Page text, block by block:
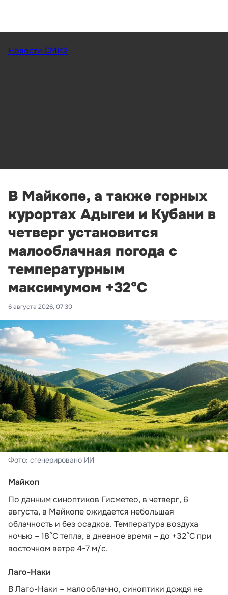
Новости СМИ2
В Майкопе, а также горных
курортах Адыгеи и Кубани в
четверг установится
малооблачная погода с
температурным
максимумом +32°С
6 августа 2026, 07:30
Фото: сгенерировано ИИ
Майкоп
По данным синоптиков Гисметео, в четверг, 6
августа, в Майкопе ожидается небольшая
облачность и без осадков. Температура воздуха
ночью – 18°С тепла, в дневное время – до +32°С при
восточном ветре 4-7 м/с.
Лаго-Наки
В Лаго-Наки – малооблачно, синоптики дождя не